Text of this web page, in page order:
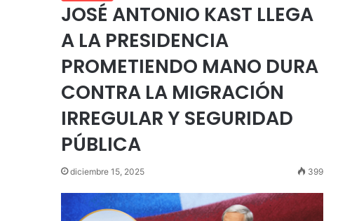
JOSÉ ANTONIO KAST LLEGA
A LA PRESIDENCIA
PROMETIENDO MANO DURA
CONTRA LA MIGRACIÓN
IRREGULAR Y SEGURIDAD
PÚBLICA
diciembre 15, 2025 399